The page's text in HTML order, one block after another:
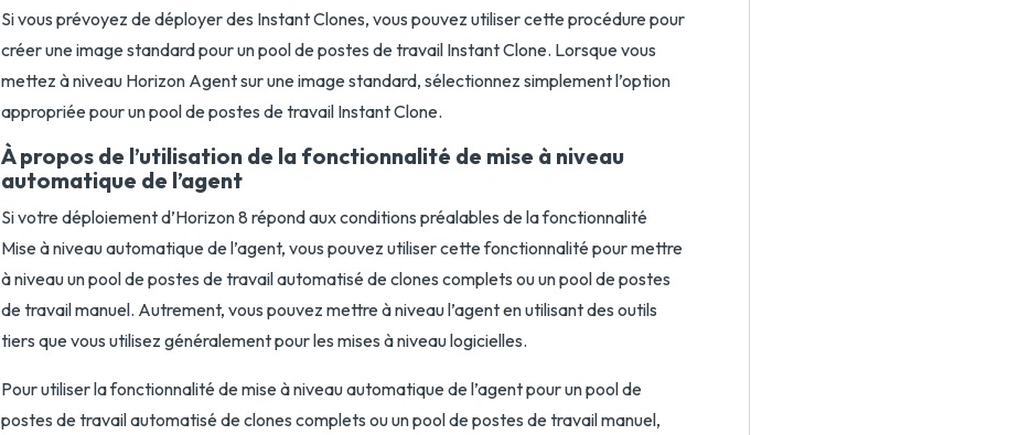
Si vous prévoyez de déployer des Instant Clones, vous pouvez utiliser cette procédure pour
créer une image standard pour un pool de postes de travail Instant Clone. Lorsque vous
mettez à niveau Horizon Agent sur une image standard, sélectionnez simplement l’option
appropriée pour un pool de postes de travail Instant Clone.
À propos de l’utilisation de la fonctionnalité de mise à niveau
automatique de l’agent
Si votre déploiement d’Horizon 8 répond aux conditions préalables de la fonctionnalité
Mise à niveau automatique de l’agent, vous pouvez utiliser cette fonctionnalité pour mettre
à niveau un pool de postes de travail automatisé de clones complets ou un pool de postes
de travail manuel. Autrement, vous pouvez mettre à niveau l’agent en utilisant des outils
tiers que vous utilisez généralement pour les mises à niveau logicielles.
Pour utiliser la fonctionnalité de mise à niveau automatique de l’agent pour un pool de
postes de travail automatisé de clones complets ou un pool de postes de travail manuel,